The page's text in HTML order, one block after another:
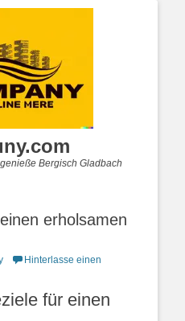
Bergisch Gladbach
erholsamen
Hinterlasse einen
für einen